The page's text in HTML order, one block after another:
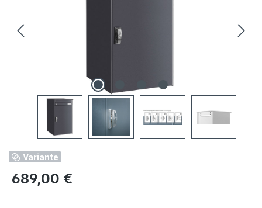
Variante
Regulärer Preis:
689,00 €